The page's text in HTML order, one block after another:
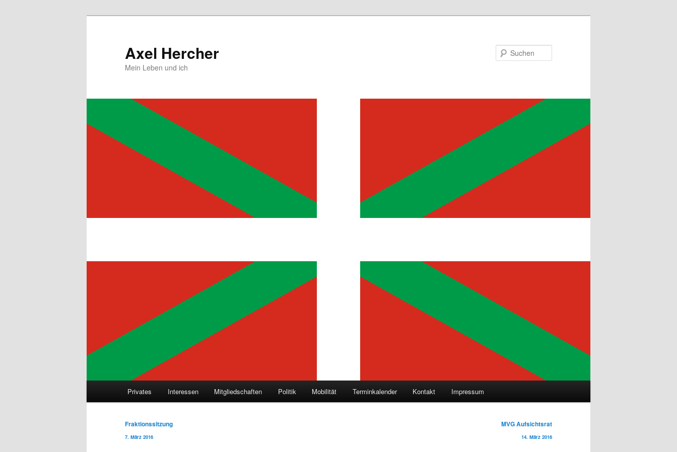
Axel Hercher
Mein Leben und ich
Privates Interessen Mitgliedschaften Politik Mobilität Terminkalender Kontakt Impressum
Beitragsnavigation
Fraktionssitzung
7. März 2016
MVG Aufsichtsrat
14. März 2016